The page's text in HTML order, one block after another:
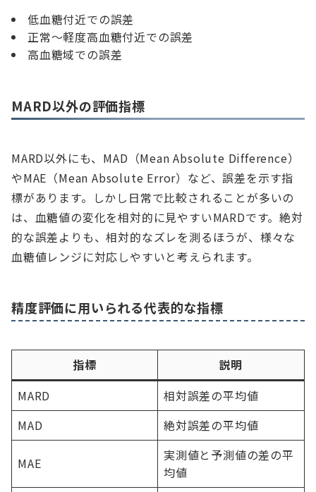
低血糖付近での誤差
正常〜軽度高血糖付近での誤差
高血糖域での誤差
MARD以外の評価指標
MARD以外にも、MAD（Mean Absolute Difference）
やMAE（Mean Absolute Error）など、誤差を示す指
標があります。しかし日常で比較されることが多いの
は、血糖値の変化を相対的に見やすいMARDです。絶対
的な誤差よりも、相対的なズレを測るほうが、様々な
血糖値レンジに対応しやすいと考えられます。
精度評価に用いられる代表的な指標
指標
説明
MARD
相対誤差の平均値
MAD
絶対誤差の平均値
MAE
実測値と予測値の差の平
均値